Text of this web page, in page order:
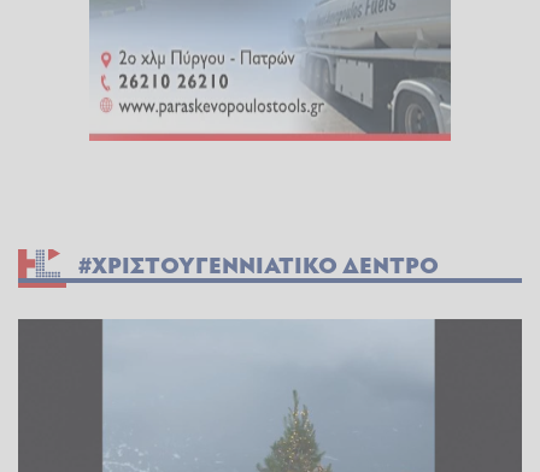
#ΧΡΙΣΤΟΥΓΕΝΝΙΑΤΙΚΟ ΔΕΝΤΡΟ